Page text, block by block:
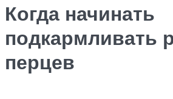
Когда начинать
подкармливать
перцев